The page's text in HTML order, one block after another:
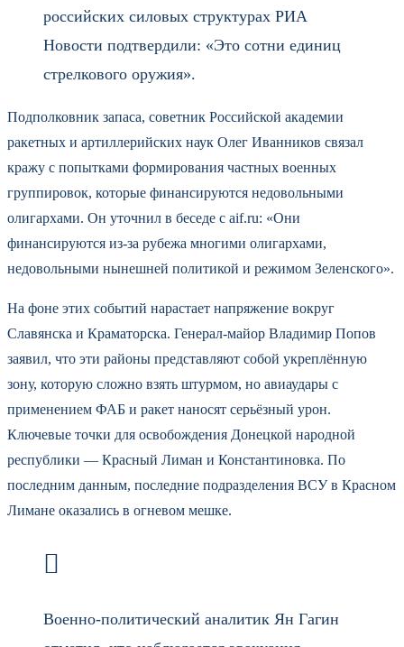
российских силовых структурах РИА
Новости подтвердили: «Это сотни единиц
стрелкового оружия».
Подполковник запаса, советник Российской академии
ракетных и артиллерийских наук Олег Иванников связал
кражу с попытками формирования частных военных
группировок, которые финансируются недовольными
олигархами. Он уточнил в беседе с aif.ru: «Они
финансируются из-за рубежа многими олигархами,
недовольными нынешней политикой и режимом Зеленского».
На фоне этих событий нарастает напряжение вокруг
Славянска и Краматорска. Генерал-майор Владимир Попов
заявил, что эти районы представляют собой укреплённую
зону, которую сложно взять штурмом, но авиаудары с
применением ФАБ и ракет наносят серьёзный урон.
Ключевые точки для освобождения Донецкой народной
республики — Красный Лиман и Константиновка. По
последним данным, последние подразделения ВСУ в Красном
Лимане оказались в огневом мешке.
Военно-политический аналитик Ян Гагин